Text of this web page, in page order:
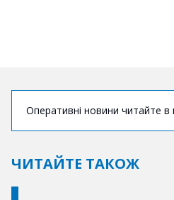
Оперативні новини читайте
ЧИТАЙТЕ ТАКОЖ